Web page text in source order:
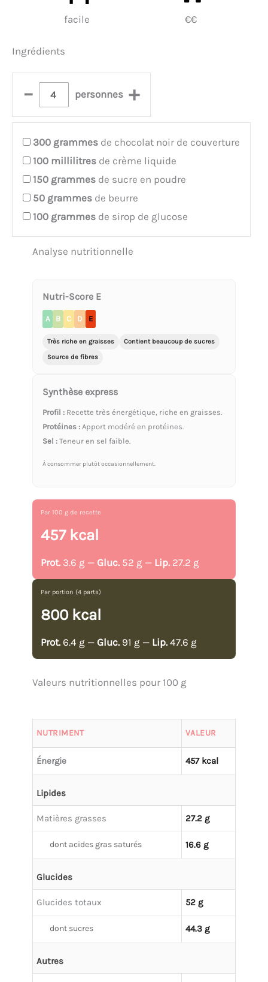
facile €€
Ingrédients
– personnes +
300 grammes de chocolat noir de couverture
100 millilitres de crème liquide
150 grammes de sucre en poudre
50 grammes de beurre
100 grammes de sirop de glucose
Analyse nutritionnelle
Nutri-Score E
A B C D E
Très riche en graisses
Contient beaucoup de sucres
Source de fibres
Synthèse express
Profil : Recette très énergétique, riche en graisses.
Protéines : Apport modéré en protéines.
Sel : Teneur en sel faible.
À consommer plutôt occasionnellement.
Par 100 g de recette
457 kcal
Prot. 3.6 g — Gluc. 52 g — Lip. 27.2 g
Par portion (4 parts)
800 kcal
Prot. 6.4 g — Gluc. 91 g — Lip. 47.6 g
Valeurs nutritionnelles pour 100 g
NUTRIMENT VALEUR
Énergie 457 kcal
Lipides
Matières grasses 27.2 g
dont acides gras saturés 16.6 g
Glucides
Glucides totaux 52 g
dont sucres 44.3 g
Autres